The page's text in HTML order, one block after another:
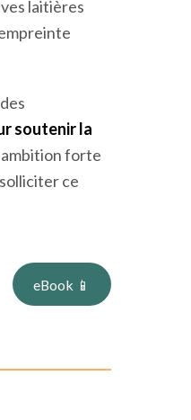
laitières
ce
eBook 📱